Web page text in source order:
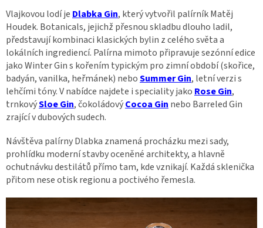
Vlajkovou lodí je Dlabka Gin, který vytvořil palírník Matěj
Houdek. Botanicals, jejichž přesnou skladbu dlouho ladil,
představují kombinaci klasických bylin z celého světa a
lokálních ingrediencí. Palírna mimoto připravuje sezónní edice
jako Winter Gin s kořením typickým pro zimní období (skořice,
badyán, vanilka, heřmánek) neboSummer Gin, letní verzi s
lehčími tóny. V nabídce najdete i speciality jako Rose Gin,
trnkovýSloe Gin, čokoládovýCocoa Gin nebo Barreled Gin
zrající v dubových sudech.
Návštěva palírny Dlabka znamená procházku mezi sady,
prohlídku moderní stavby oceněné architekty, a hlavně
ochutnávku destilátů přímo tam, kde vznikají. Každá sklenička
přitom nese otisk regionu a poctivého řemesla.